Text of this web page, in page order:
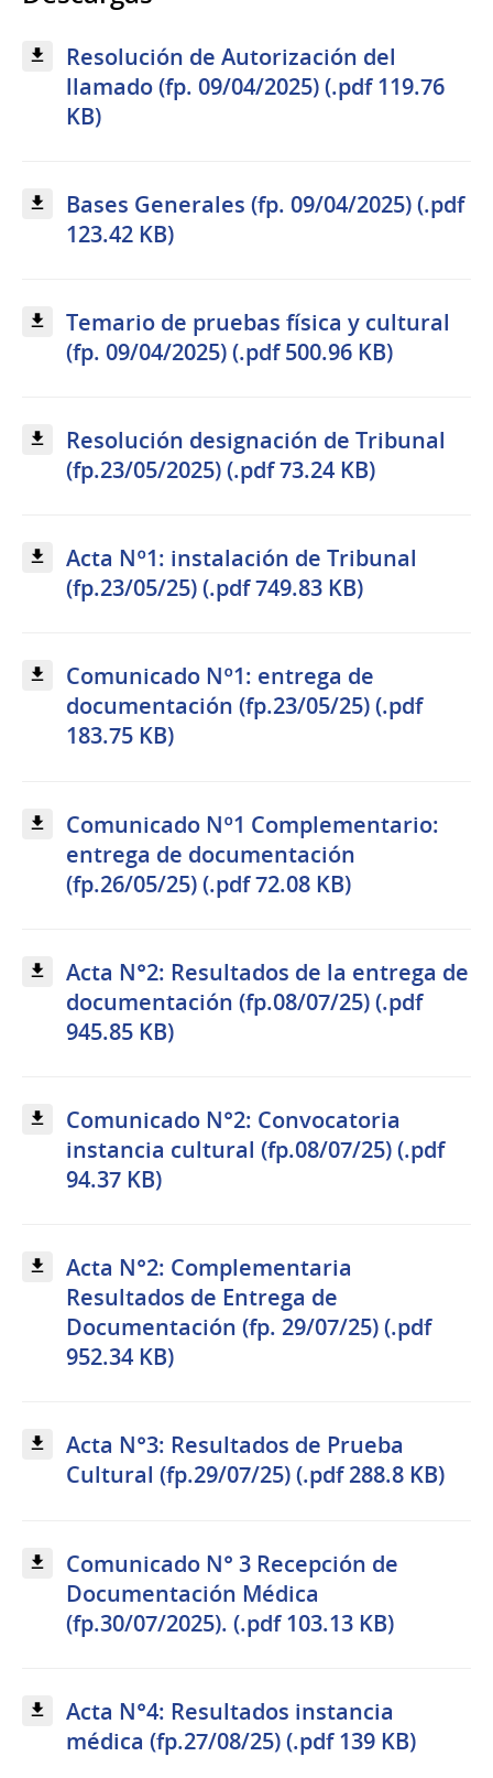
Resolución de Autorización del
llamado (fp. 09/04/2025) (.pdf 119.76
KB)
Bases Generales (fp. 09/04/2025) (.pdf
123.42 KB)
Temario de pruebas física y cultural
(fp. 09/04/2025) (.pdf 500.96 KB)
Resolución designación de Tribunal
(fp.23/05/2025) (.pdf 73.24 KB)
Acta Nº1: instalación de Tribunal
(fp.23/05/25) (.pdf 749.83 KB)
Comunicado Nº1: entrega de
documentación (fp.23/05/25) (.pdf
183.75 KB)
Comunicado Nº1 Complementario:
entrega de documentación
(fp.26/05/25) (.pdf 72.08 KB)
Acta N°2: Resultados de la entrega de
documentación (fp.08/07/25) (.pdf
945.85 KB)
Comunicado N°2: Convocatoria
instancia cultural (fp.08/07/25) (.pdf
94.37 KB)
Acta N°2: Complementaria
Resultados de Entrega de
Documentación (fp. 29/07/25) (.pdf
952.34 KB)
Acta N°3: Resultados de Prueba
Cultural (fp.29/07/25) (.pdf 288.8 KB)
Comunicado N° 3 Recepción de
Documentación Médica
(fp.30/07/2025). (.pdf 103.13 KB)
Acta N°4: Resultados instancia
médica (fp.27/08/25) (.pdf 139 KB)